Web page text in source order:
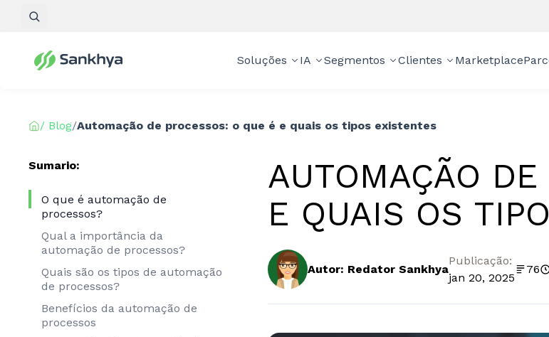
Soluções IA Segmentos Clientes Marketplace
/ Blog/Automação de processos: o que é e quais os tipos existentes
Sumario:
O que é automação de
processos?
Qual a importância da
automação de processos?
Quais são os tipos de automação
de processos?
Benefícios da automação de
processos
AUTOMAÇÃO
E QUAIS OS
Autor: Redator Sankhya
Publicação:
jan 20, 2025
76